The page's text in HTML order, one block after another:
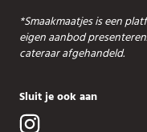
*Smaakmaatjes is een
eigen aanbod
cateraar afgehandeld.
Sluit je ook aan